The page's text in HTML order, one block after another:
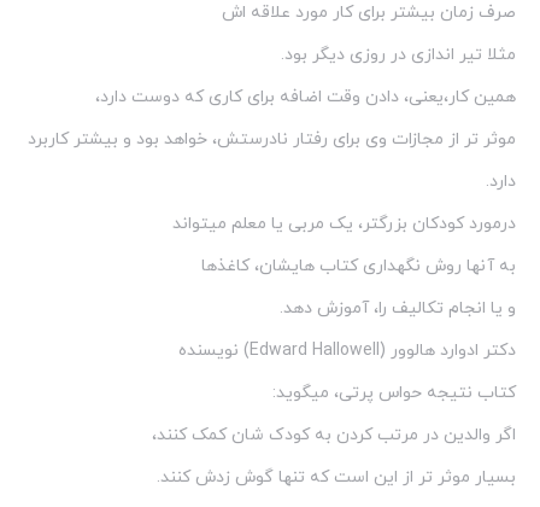
صرف زمان بیشتر برای کار مورد علاقه اش
مثلا تیر اندازی در روزی دیگر بود.
همین کار،یعنی، دادن وقت اضافه برای کاری که دوست دارد،
موثر تر از مجازات وی برای رفتار نادرستش، خواهد بود و بیشتر کاربرد
دارد.
درمورد کودکان بزرگتر، یک مربی یا معلم میتواند
به آنها روش نگهداری کتاب هایشان، کاغذها
و یا انجام تکالیف را، آموزش دهد.
دکتر ادوارد هالوور (Edward Hallowell) نویسنده
کتاب نتیجه حواس پرتی، میگوید:
اگر والدین در مرتب کردن به کودک شان کمک کنند،
بسیار موثر تر از این است که تنها گوش زدش کنند.